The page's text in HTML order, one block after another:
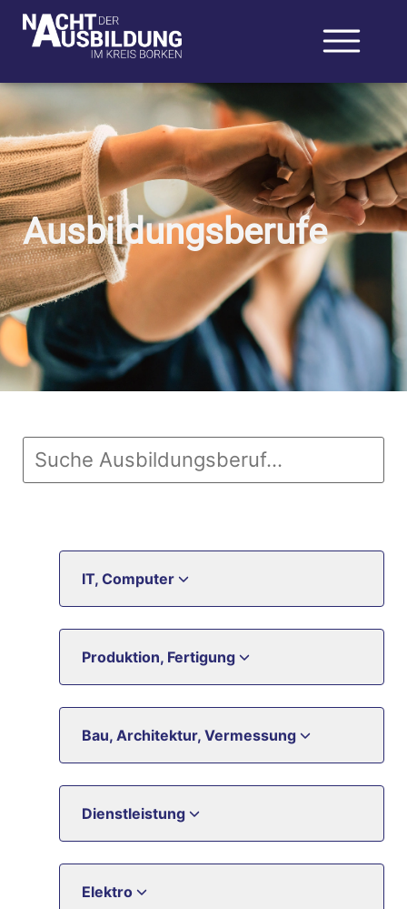
Ausbildungsberufe
IT, Computer
Produktion, Fertigung
Bau, Architektur, Vermessung
Dienstleistung
Elektro